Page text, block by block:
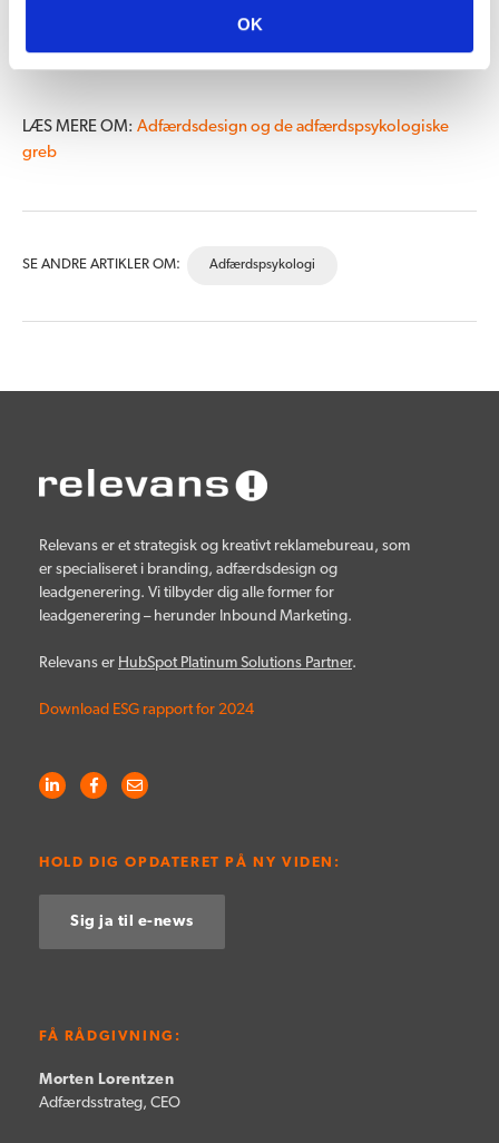
OK
oplevelse til en god forretning, så
snak.
LÆS MERE OM: Adfærdsdesign og de adfærdspsykologiske
greb
SE ANDRE ARTIKLER OM: Adfærdspsykologi
Relevans er et strategisk og kreativt reklamebureau, som
er specialiseret i branding, adfærdsdesign og
leadgenerering. Vi tilbyder dig alle former for
leadgenerering – herunder Inbound Marketing.
Relevans er HubSpot Platinum Solutions Partner.
Download ESG rapport for 2024
HOLD DIG OPDATERET PÅ NY VIDEN:
Sig ja til e-news
FÅ RÅDGIVNING:
Morten Lorentzen
Adfærdsstrateg, CEO